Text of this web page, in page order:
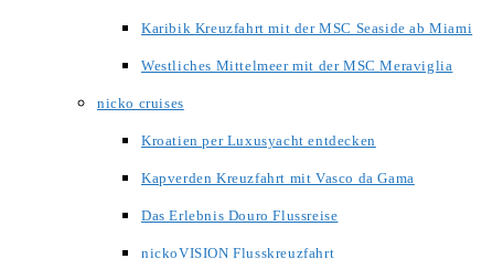
Karibik Kreuzfahrt mit der MSC Seaside ab Miami
Westliches Mittelmeer mit der MSC Meraviglia
nicko cruises
Kroatien per Luxusyacht entdecken
Kapverden Kreuzfahrt mit Vasco da Gama
Das Erlebnis Douro Flussreise
nickoVISION Flusskreuzfahrt